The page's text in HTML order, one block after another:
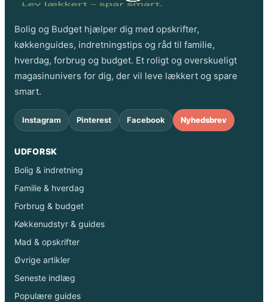
Bolig og Budget hjælper dig med opskrifter,
køkkenguides, indretningstips og råd til familie,
hverdag, forbrug og budget. Et roligt og overskueligt
magasinunivers for dig, der vil leve lækkert og spare
smart.
Instagram Pinterest Facebook Nyhedsbrev
UDFORSK
Bolig & indretning
Familie & hverdag
Forbrug & budget
Køkkenudstyr & guides
Mad & opskrifter
Øvrige artikler
Seneste indlæg
Populære guides